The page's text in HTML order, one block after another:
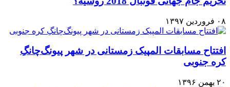
۰۸ فروردین ۱۳۹۷
افتتاح مسابقات المپیک زمستانی در شهر پیونگ‌چانگِ
کره جنوبی
۲۰ بهمن ۱۳۹۶